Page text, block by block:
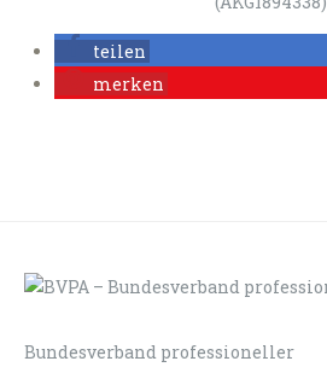
teilen
merken
Bundesverband professioneller